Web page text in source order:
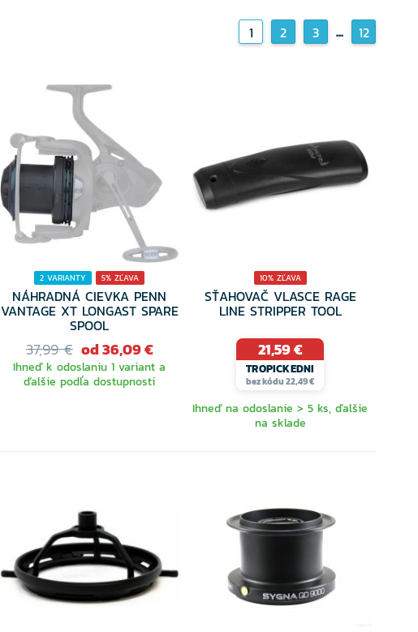
1 2 3 ... 12
2 VARIANTY 5% ZĽAVA
NÁHRADNÁ CIEVKA PENN
VANTAGE XT LONGAST SPARE
SPOOL
37,99 € od 36,09 €
Ihneď k odoslaniu 1 variant a
ďalšie podľa dostupnosti
VYBERTE VARIANTU
10% ZĽAVA
SŤAHOVAČ VLASCE RAGE
LINE STRIPPER TOOL
21,59 €
TROPICKEDNI
bez kódu 22,49 €
Ihneď na odoslanie > 5 ks, ďalšie
na sklade